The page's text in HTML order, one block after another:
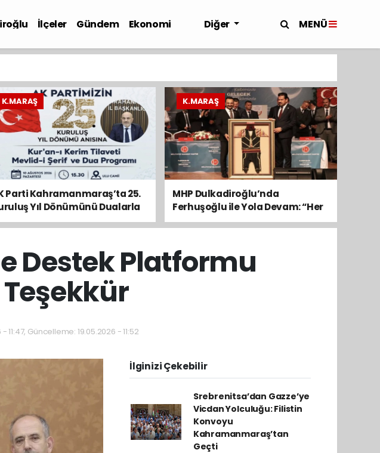
İlçeler Gündem
Ekonomi
Diğer MENÜ
K.MARAŞ
Parti Kahramanmaraş’ta 25.
Yıl Dönümünü Dualarla
K.MARAŞ
MHP Dulkadiroğlu’nda
Ferhuşoğlu ile Yola Devam: “Her
Mahalleyi Emanet Bildik”
Destek Platformu
Teşekkür
Güncelleme: 19.05.2026 - 11:52
İlginizi Çekebilir
Srebrenitsa’dan Gazze’ye
Vicdan Yolculuğu: Filistin
Konvoyu
Kahramanmaraş’tan
Geçti